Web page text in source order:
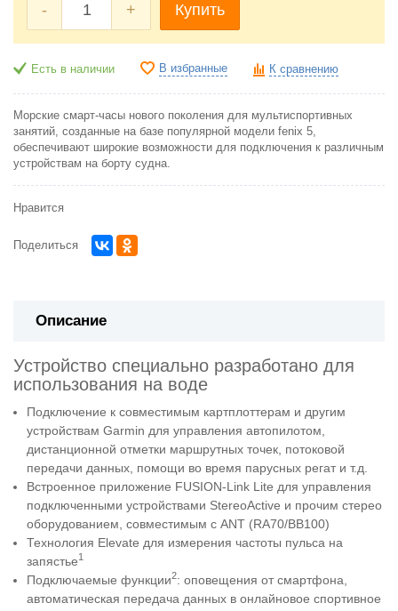
- + Купить
Есть в наличии В избранные К сравнению
Морские смарт-часы нового поколения для мультиспортивных
занятий, созданные на базе популярной модели fenix 5,
обеспечивают широкие возможности для подключения к различным
устройствам на борту судна.
Нравится
Поделиться
Описание
Устройство специально разработано для
использования на воде
Подключение к совместимым картплоттерам и другим
устройствам Garmin для управления автопилотом,
дистанционной отметки маршрутных точек, потоковой
передачи данных, помощи во время парусных регат и т.д.
Встроенное приложение FUSION-Link Lite для управления
подключенными устройствами StereoActive и прочим стерео
оборудованием, совместимым с ANT (RA70/BB100)
Технология Elevate для измерения частоты пульса на
запястье1
Подключаемые функции2: оповещения от смартфона,
автоматическая передача данных в онлайновое спортивное